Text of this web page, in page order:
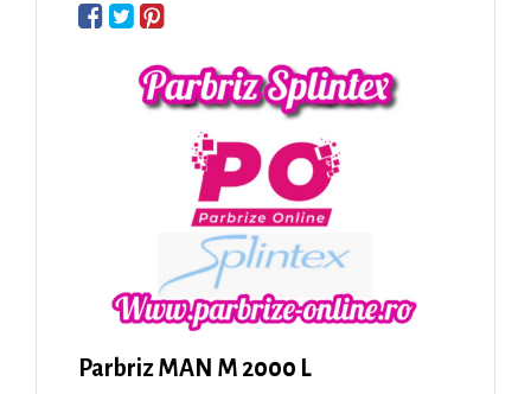
Parbriz MAN M 2000 L